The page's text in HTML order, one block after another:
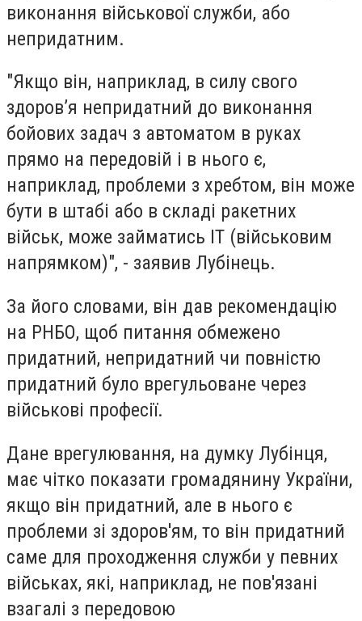
виконання військової служби, або
непридатним.
"Якщо він, наприклад, в силу свого
здоров’я непридатний до виконання
бойових задач з автоматом в руках
прямо на передовій і в нього є,
наприклад, проблеми з хребтом, він може
бути в штабі або в складі ракетних
військ, може займатись IT (військовим
напрямком)", - заявив Лубінець.
За його словами, він дав рекомендацію
на РНБО, щоб питання обмежено
придатний, непридатний чи повністю
придатний було врегульоване через
військові професії.
Дане врегулювання, на думку Лубінця,
має чітко показати громадянину України,
якщо він придатний, але в нього є
проблеми зі здоров'ям, то він придатний
саме для проходження служби у певних
військах, які, наприклад, не пов'язані
взагалі з передовою